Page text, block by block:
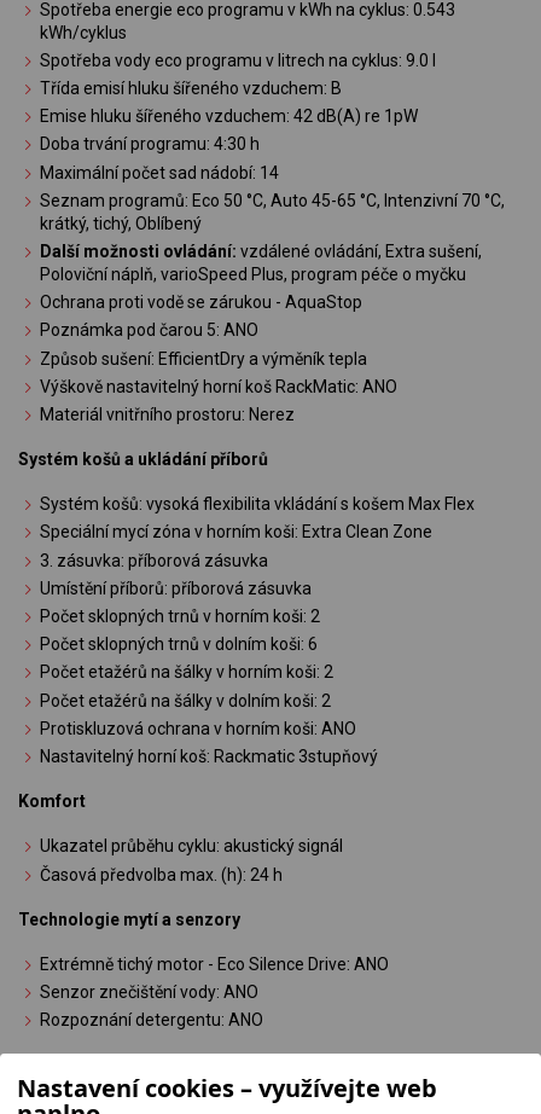
Spotřeba energie eco programu v kWh na cyklus: 0.543
kWh/cyklus
Spotřeba vody eco programu v litrech na cyklus: 9.0 l
Třída emisí hluku šířeného vzduchem: B
Emise hluku šířeného vzduchem: 42 dB(A) re 1pW
Doba trvání programu: 4:30 h
Maximální počet sad nádobí: 14
Seznam programů: Eco 50 °C, Auto 45-65 °C, Intenzivní 70 °C,
krátký, tichý, Oblíbený
Další možnosti ovládání: vzdálené ovládání, Extra sušení,
Poloviční náplň, varioSpeed Plus, program péče o myčku
Ochrana proti vodě se zárukou - AquaStop
Poznámka pod čarou 5: ANO
Způsob sušení: EfficientDry a výměník tepla
Výškově nastavitelný horní koš RackMatic: ANO
Materiál vnitřního prostoru: Nerez
Systém košů a ukládání příborů
Systém košů: vysoká flexibilita vkládání s košem Max Flex
Speciální mycí zóna v horním koši: Extra Clean Zone
3. zásuvka: příborová zásuvka
Umístění příborů: příborová zásuvka
Počet sklopných trnů v horním koši: 2
Počet sklopných trnů v dolním koši: 6
Počet etažérů na šálky v horním koši: 2
Počet etažérů na šálky v dolním koši: 2
Protiskluzová ochrana v horním koši: ANO
Nastavitelný horní koš: Rackmatic 3stupňový
Komfort
Ukazatel průběhu cyklu: akustický signál
Časová předvolba max. (h): 24 h
Technologie mytí a senzory
Extrémně tichý motor - Eco Silence Drive: ANO
Senzor znečištění vody: ANO
Rozpoznání detergentu: ANO
Připojené spotřebiče s Home Connect: ANO
Nastavení cookies – využívejte web